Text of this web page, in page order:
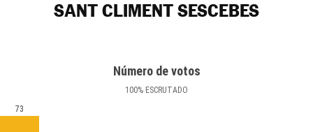
SANT CLIMENT SESCEBES
Número de votos
100% ESCRUTADO
73